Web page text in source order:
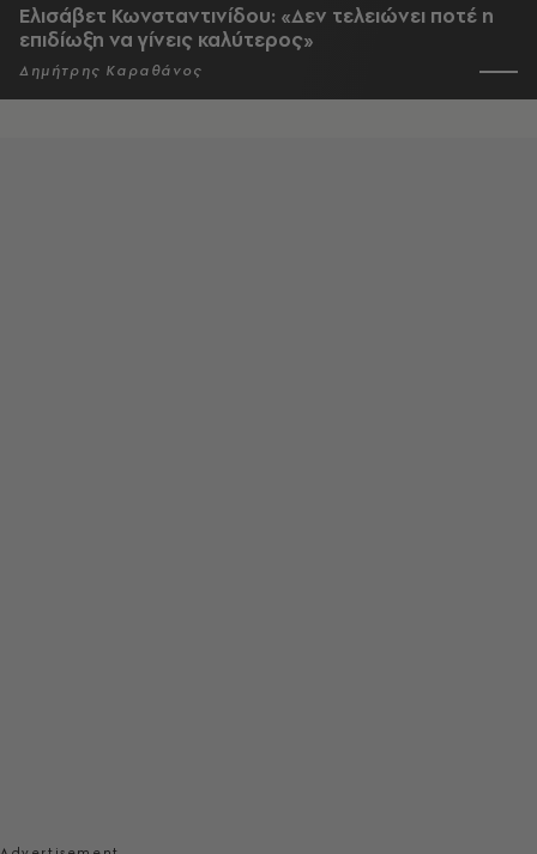
Ελισάβετ Κωνσταντινίδου: «Δεν τελειώνει ποτέ η
επιδίωξη να γίνεις καλύτερος»
Δημήτρης Καραθάνος